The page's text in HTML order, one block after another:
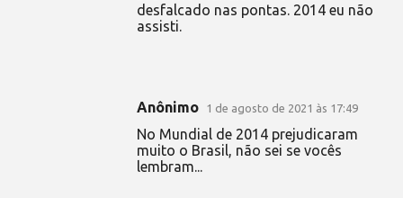
desfalcado nas pontas. 2014 eu não
assisti.
Anônimo 1 de agosto de 2021 às 17:49
No Mundial de 2014 prejudicaram
muito o Brasil, não sei se vocês
lembram...